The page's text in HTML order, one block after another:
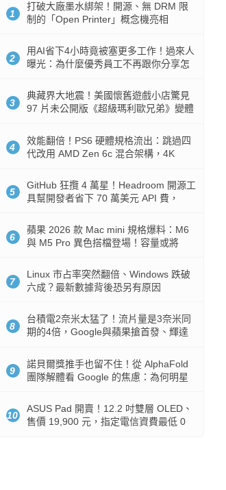
1
打破大廠墨水綁架！開源、無 DRM 限
制的「Open Printer」概念機亮相
2
用AI省下4小時竟被塞更多工作！過來人
曝光：為什麼優秀員工不再跟你分享怎
3
典藏界大地震！美國懷舊遊戲小店驚見
97 片未公開版《超級瑪利歐兄弟》變體
4
效能翻倍！PS6 硬體規格流出：跳過四
代改用 AMD Zen 6c 混合架構，4K
5
GitHub 狂攬 4 萬星！Headroom 開源工
具幫開發者省下 70 萬美元 API 費，
6
蘋果 2026 款 Mac mini 規格爆料：M6
與 M5 Pro 異色搭檔登場！容量或將
7
Linux 市占率突然翻倍、Windows 跌破
六成？最新數據背後恐另有原因
8
台積電2奈米太猛了！流片量是3奈米同
期的4倍，Google與蘋果搶首發、輝達
9
諾貝爾獎推手也留不住！從 AlphaFold
團隊解體看 Google 的焦慮：為何明星
10
ASUS Pad 開賣！12.2 吋雙層 OLED、
售價 19,900 元，指定電信資費最低 0